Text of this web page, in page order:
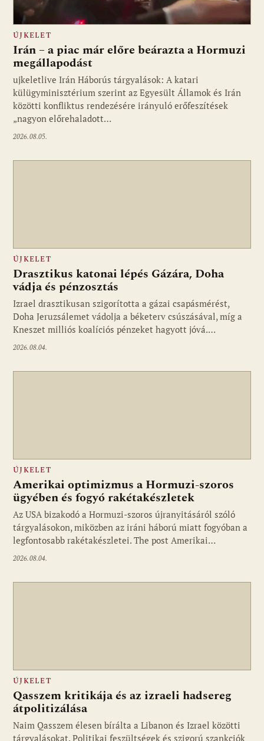
Fotó: ujkelet.live
ÚJKELET
Irán – a piac már előre beárazta a Hormuzi
megállapodást
ujkeletlive Irán Háborús tárgyalások: A katari
külügyminisztérium szerint az Egyesült Államok és Irán
közötti konfliktus rendezésére irányuló erőfeszítések
„nagyon előrehaladott…
2026.08.05.
ÚJKELET
Drasztikus katonai lépés Gázára, Doha
vádja és pénzosztás
Izrael drasztikusan szigorította a gázai csapásmérést,
Doha Jeruzsálemet vádolja a béketerv csúszásával, míg a
Kneszet milliós koalíciós pénzeket hagyott jóvá.…
2026.08.04.
ÚJKELET
Amerikai optimizmus a Hormuzi-szoros
ügyében és fogyó rakétakészletek
Az USA bizakodó a Hormuzi-szoros újranyitásáról szóló
tárgyalásokon, miközben az iráni háború miatt fogyóban a
legfontosabb rakétakészletei. The post Amerikai…
2026.08.04.
ÚJKELET
Qasszem kritikája és az izraeli hadsereg
átpolitizálása
Naim Qasszem élesen bírálta a Libanon és Izrael közötti
tárgyalásokat. Politikai feszültségek és szigorú szankciók